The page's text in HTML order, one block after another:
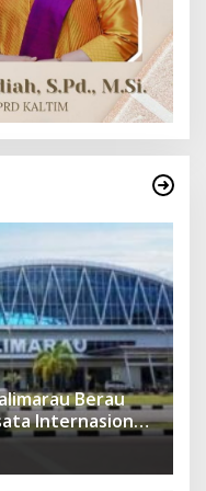
Berau
Internasional